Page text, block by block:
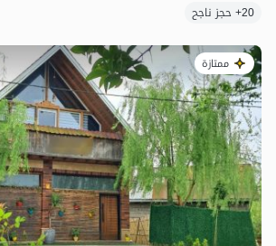
20+ حجز ناجح
ممتازة